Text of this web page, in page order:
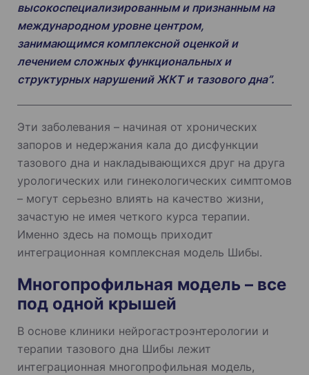
высокоспециализированным и признанным на
международном уровне центром,
занимающимся комплексной оценкой и
лечением сложных функциональных и
структурных нарушений ЖКТ и тазового дна”.
Эти заболевания – начиная от хронических
запоров и недержания кала до дисфункции
тазового дна и накладывающихся друг на друга
урологических или гинекологических симптомов
– могут серьезно влиять на качество жизни,
зачастую не имея четкого курса терапии.
Именно здесь на помощь приходит
интеграционная комплексная модель Шибы.
Многопрофильная модель – все
под одной крышей
В основе клиники нейрогастроэнтерологии и
терапии тазового дна Шибы лежит
интеграционная многопрофильная модель,